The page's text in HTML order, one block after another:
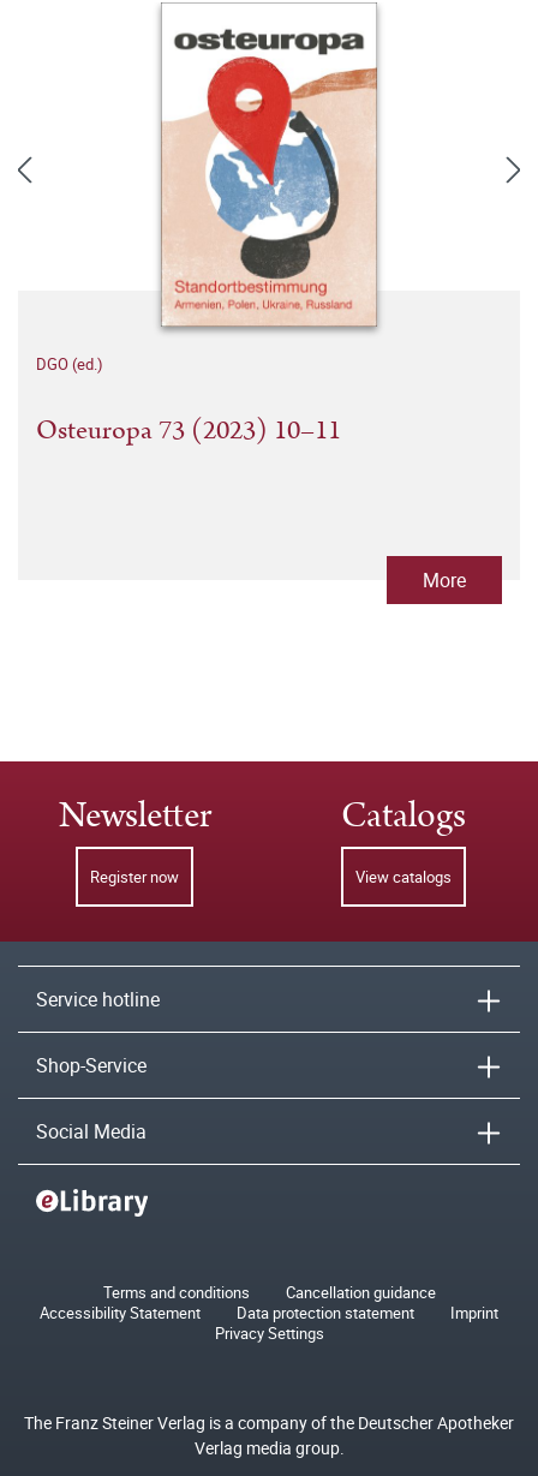
DGO (ed.)
Osteuropa 73 (2023) 10–11
More
Newsletter
Register now
Catalogs
View catalogs
Service hotline
Shop-Service
Social Media
Terms and conditions
Cancellation guidance
Accessibility Statement
Data protection statement
Imprint
Privacy Settings
The Franz Steiner Verlag is a company of the Deutscher Apotheker
Verlag media group.